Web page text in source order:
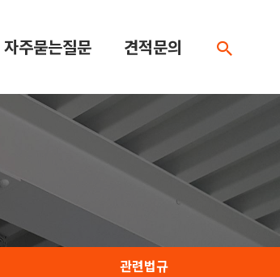
자주묻는질문 견적문의
관련법규